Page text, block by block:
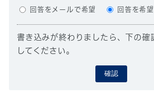
回答をメールで希望 回答を希
書き込みが終わりましたら、下の確
してください。
確認